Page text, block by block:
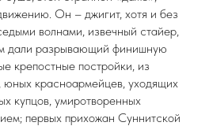
Он – джигит, хотя и без
волнами, извечный стайер,
дали разрывающий финишную
крепостные постройки, из
юных красноармейцев, уходящих
купцов, умиротворенных
первых прихожан Суннитской